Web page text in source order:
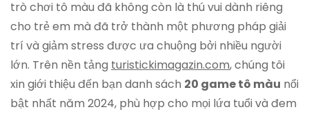
trò chơi tô màu đã không còn là thú vui dành riêng
cho trẻ em mà đã trở thành một phương pháp giải
trí và giảm stress được ưa chuộng bởi nhiều người
lớn. Trên nền tảng turistickimagazin.com, chúng tôi
xin giới thiệu đến bạn danh sách 20 game tô màu nổi
bật nhất năm 2024, phù hợp cho mọi lứa tuổi và đem